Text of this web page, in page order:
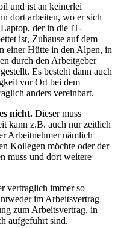
und ist an keinerlei
dort arbeiten, wo er sich
der in die IT-
ist, Zuhause auf dem
einer Hütte in den Alpen, in
durch den Arbeitgeber
Es besteht dann auch
vor Ort bei dem
anders vereinbart.
nicht. Dieser muss
kann z.B. auch nur zeitlich
Arbeitnehmer nämlich
Kollegen möchte oder der
muss und dort weitere
vertraglich immer so
im Arbeitsvertrag
zum Arbeitsvertrag, in
aufgeführt sind.